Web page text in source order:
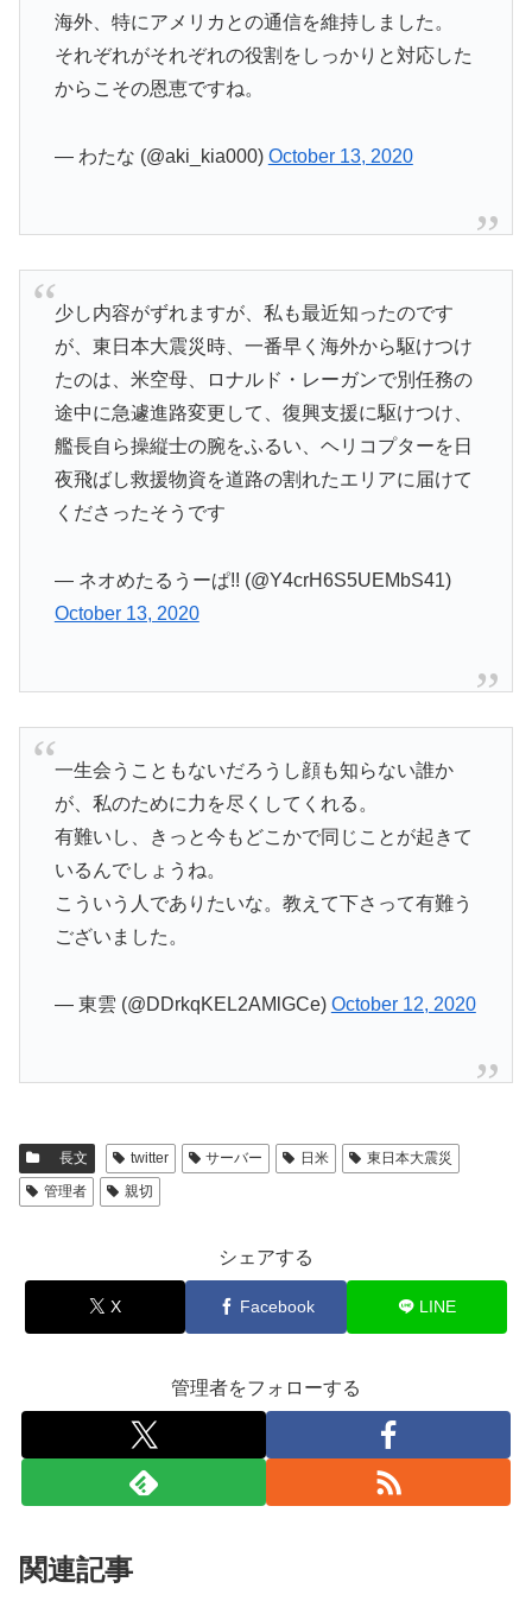
海外、特にアメリカとの通信を維持しました。
それぞれがそれぞれの役割をしっかりと対応した
からこその恩恵ですね。
— わたな (@aki_kia000) October 13, 2020
少し内容がずれますが、私も最近知ったのです
が、東日本大震災時、一番早く海外から駆けつけ
たのは、米空母、ロナルド・レーガンで別任務の
途中に急遽進路変更して、復興支援に駆けつけ、
艦長自ら操縦士の腕をふるい、ヘリコプターを日
夜飛ばし救援物資を道路の割れたエリアに届けて
くださったそうです
— ネオめたるうーぱ!! (@Y4crH6S5UEMbS41)
October 13, 2020
一生会うこともないだろうし顔も知らない誰か
が、私のために力を尽くしてくれる。
有難いし、きっと今もどこかで同じことが起きて
いるんでしょうね。
こういう人でありたいな。教えて下さって有難う
ございました。
— 東雲 (@DDrkqKEL2AMlGCe) October 12, 2020
長文 twitter サーバー 日米
東日本大震災
管理者
親切
シェアする
X Facebook LINE
管理者をフォローする
関連記事